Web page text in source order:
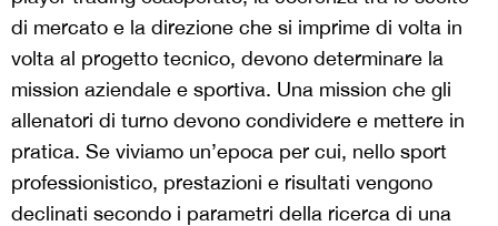
di mercato e la direzione che si imprime di volta in
volta al progetto tecnico, devono determinare la
mission aziendale e sportiva. Una mission che gli
allenatori di turno devono condividere e mettere in
pratica. Se viviamo un’epoca per cui, nello sport
professionistico, prestazioni e risultati vengono
declinati secondo i parametri della ricerca di una